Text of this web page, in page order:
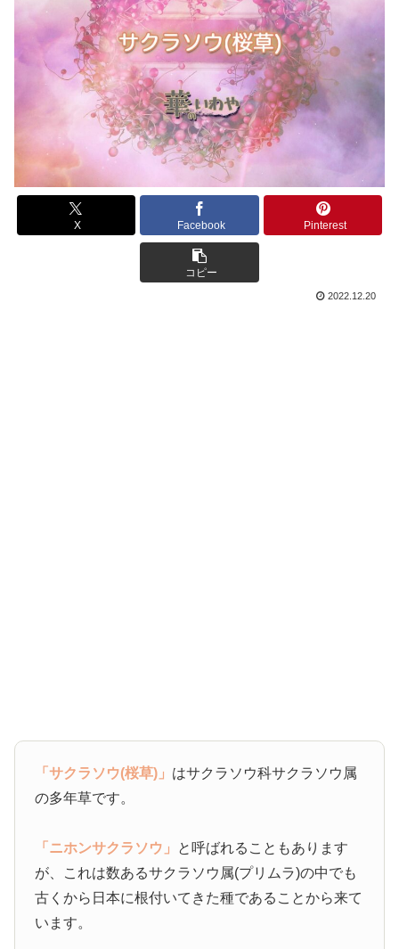
X Facebook Pinterest
コピー
2022.12.20
「サクラソウ(桜草)」 はサクラソウ科サクラソウ属
の多年草です。
「ニホンサクラソウ」 と呼ばれることもあります
が、これは数あるサクラソウ属(プリムラ)の中でも
古くから日本に根付いてきた種であることから来て
います。